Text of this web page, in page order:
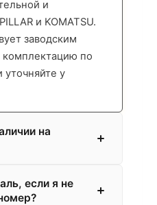
и
и KOMATSU.
заводским
комплектацию по
уточняйте у
на
если я не